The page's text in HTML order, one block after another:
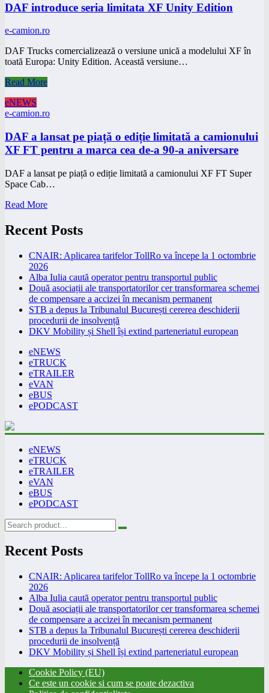
DAF introduce seria limitata XF Unity Edition
e-camion.ro
DAF Trucks comercializează o versiune unică a modelului XF în
toată Europa: Unity Edition. Această versiune…
Read More
eNEWS
e-camion.ro
DAF a lansat pe piață o ediție limitată a camionului
XF FT pentru a marca cea de-a 90-a aniversare
DAF a lansat pe piață o ediție limitată a camionului XF FT Super
Space Cab…
Read More
Recent Posts
CNAIR: Aplicarea tarifelor TollRo va începe la 1 octombrie
2026
Alba Iulia caută operator pentru transportul public
Două asociații ale transportatorilor cer transformarea schemei
de compensare a accizei în mecanism permanent
STB a depus la Tribunalul București cererea deschiderii
procedurii de insolvență
DKV Mobility și Shell își extind parteneriatul european
eNEWS
eTRUCK
eTRAILER
eVAN
eBUS
ePODCAST
eNEWS
eTRUCK
eTRAILER
eVAN
eBUS
ePODCAST
Recent Posts
CNAIR: Aplicarea tarifelor TollRo va începe la 1 octombrie
2026
Alba Iulia caută operator pentru transportul public
Două asociații ale transportatorilor cer transformarea schemei
de compensare a accizei în mecanism permanent
STB a depus la Tribunalul București cererea deschiderii
procedurii de insolvență
DKV Mobility și Shell își extind parteneriatul european
Cookie Policy (EU)
Ce este un cookie si cum se poate dezactiva